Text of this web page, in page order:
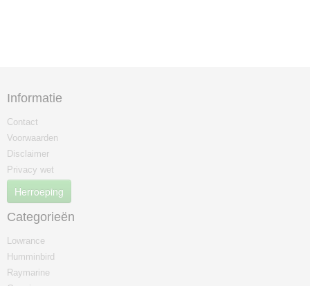
Informatie
Contact
Voorwaarden
Disclaimer
Privacy wet
Herroeping
Categorieën
Lowrance
Humminbird
Raymarine